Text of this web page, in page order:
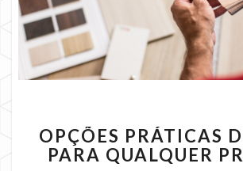
PRÁTICAS
DE
OPÇÕES PRÁTICAS
PARA QUALQUER